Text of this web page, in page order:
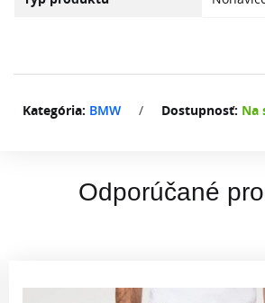
Kategória: BMW / Dostupnosť: Na
Odporúčané